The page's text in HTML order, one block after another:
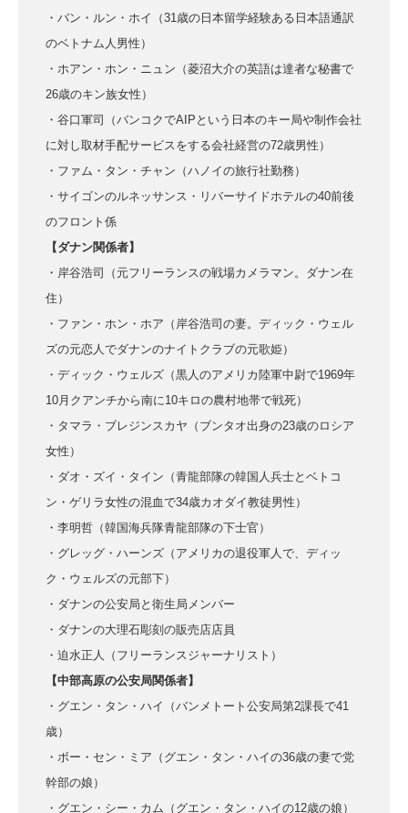
・バン・ルン・ホイ（31歳の日本留学経験ある日本語通訳
のベトナム人男性）
・ホアン・ホン・ニュン（菱沼大介の英語は達者な秘書で
26歳のキン族女性）
・谷口軍司（バンコクでAIPという日本のキー局や制作会社
に対し取材手配サービスをする会社経営の72歳男性）
・ファム・タン・チャン（ハノイの旅行社勤務）
・サイゴンのルネッサンス・リバーサイドホテルの40前後
のフロント係
【ダナン関係者】
・岸谷浩司（元フリーランスの戦場カメラマン。ダナン在
住）
・ファン・ホン・ホア（岸谷浩司の妻。ディック・ウェル
ズの元恋人でダナンのナイトクラブの元歌姫）
・ディック・ウェルズ（黒人のアメリカ陸軍中尉で1969年
10月クアンチから南に10キロの農村地帯で戦死）
・タマラ・ブレジンスカヤ（ブンタオ出身の23歳のロシア
女性）
・ダオ・ズイ・タイン（青龍部隊の韓国人兵士とベトコ
ン・ゲリラ女性の混血で34歳カオダイ教徒男性）
・李明哲（韓国海兵隊青龍部隊の下士官）
・グレッグ・ハーンズ（アメリカの退役軍人で、ディッ
ク・ウェルズの元部下）
・ダナンの公安局と衛生局メンバー
・ダナンの大理石彫刻の販売店店員
・迫水正人（フリーランスジャーナリスト）
【中部高原の公安局関係者】
・グエン・タン・ハイ（バンメトート公安局第2課長で41
歳）
・ボー・セン・ミア（グエン・タン・ハイの36歳の妻で党
幹部の娘）
・グエン・シー・カム（グエン・タン・ハイの12歳の娘）